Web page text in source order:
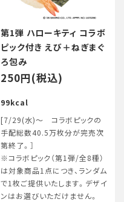
第1弾 ハローキティ コラボ
ピック付き えび＋ねぎまぐ
ろ包み
250円(税込)
99kcal
[7/29(水)～ コラボピックの
手配総数40.5万枚分が完売次
第終了。］
※コラボピック（第1弾/全8種）
は対象商品1点につき、ランダム
で1枚ご提供いたします。デザイ
ンはお選びいただけません。